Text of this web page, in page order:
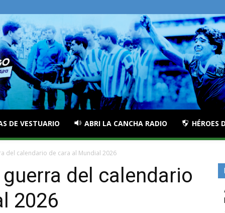
DE VESTUARIO ABRI LA CANCHA RADIO HÉROES
del calendario de cara al Mundial 2026
guerra del calendario
2026